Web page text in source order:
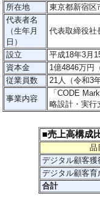
所在地
東京都新宿区
代表者名
（生年月
日）
代表取締役社
設立
平成18年3月
資本金
1億4846万円
従業員数
21人（令和3
事業内容
「CODE
略設計・実行
■売上高構成
品
デジタル顧客獲
デジタル顧客育
合計